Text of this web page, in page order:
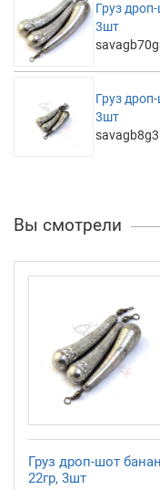
Груз
3шт
Груз
3шт
savagb8g3
Вы смотрели
Груз дроп-шот банан
22гр, 3шт